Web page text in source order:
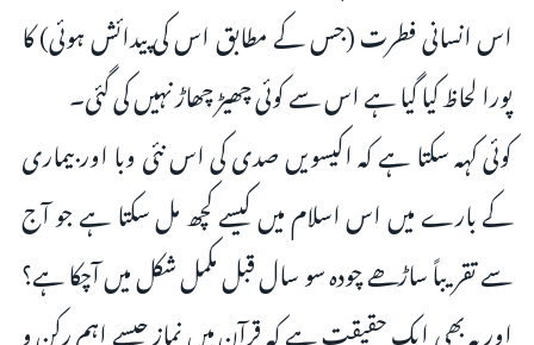
اس انسانی فطرت (جس کے مطابق اس کی پیدائش ہوئی) کا
پورا لحاظ کیا گیا ہے اس سے کوئی چھیڑ چھاڑ نہیں کی گئی۔
کوئی کہہ سکتا ہے کہ اکیسویں صدی کی اس نئی وبا اور بیماری
کے بارے میں اس اسلام میں کیسے کچھ مل سکتا ہے جو آج
سے تقریباً ساڑھے چودہ سو سال قبل مکمل شکل میں آچکا ہے؟
اور یہ بھی ایک حقیقت ہے کہ قرآن میں نماز جیسے اہم رکن و